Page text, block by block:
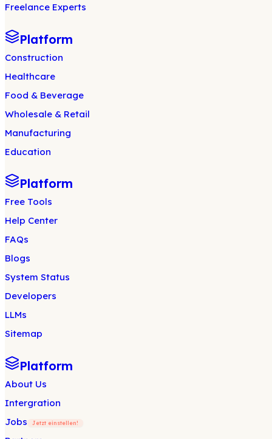
Freelance Experts
Platform
Construction
Healthcare
Food & Beverage
Wholesale & Retail
Manufacturing
Education
Platform
Free Tools
Help Center
FAQs
Blogs
System Status
Developers
LLMs
Sitemap
Platform
About Us
Intergration
Jobs
Jetzt einstellen!